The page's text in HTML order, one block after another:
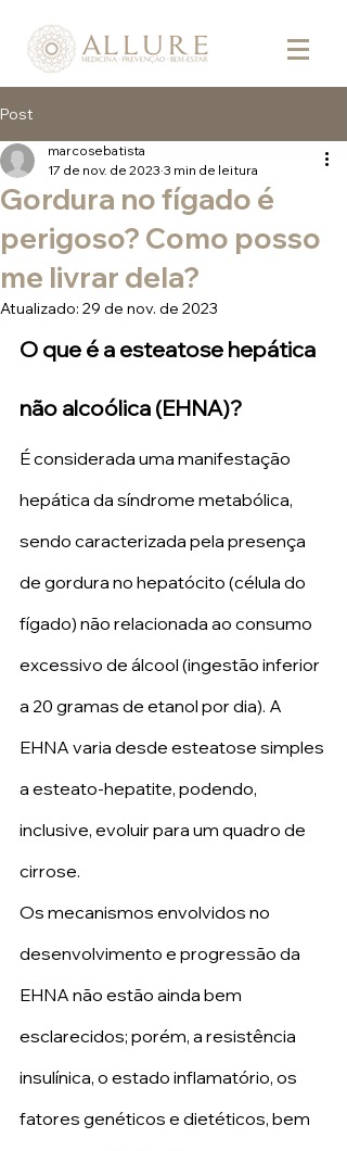
Post
Gordura no fígado é
perigoso? Como posso
me livrar dela?
marcosebatista
17 de nov. de 2023 3 min de leitura
Atualizado: 29 de nov. de 2023
O que é a esteatose hepática
não alcoólica (EHNA)?
É considerada uma manifestação
hepática da síndrome metabólica,
sendo caracterizada pela presença
de gordura no hepatócito (célula do
fígado) não relacionada ao consumo
excessivo de álcool (ingestão inferior
a 20 gramas de etanol por dia). A
EHNA varia desde esteatose simples
a esteato-hepatite, podendo,
inclusive, evoluir para um quadro de
cirrose.
Os mecanismos envolvidos no
desenvolvimento e progressão da
EHNA não estão ainda bem
esclarecidos; porém, a resistência
insulínica, o estado inflamatório, os
fatores genéticos e dietéticos, bem